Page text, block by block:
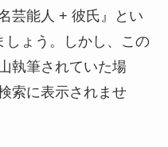
芸能人 + 彼氏』とい
しょう。しかし、この
執筆されていた場
索に表示されませ